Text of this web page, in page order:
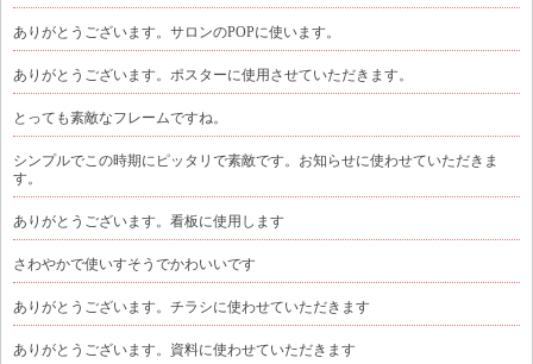
ありがとうございます。サロンのPOPに使います。
ありがとうございます。ポスターに使用させていただきます。
とっても素敵なフレームですね。
シンプルでこの時期にピッタリで素敵です。お知らせに使わせていただきま
す。
ありがとうございます。看板に使用します
さわやかで使いすそうでかわいいです
ありがとうございます。チラシに使わせていただきます
ありがとうございます。資料に使わせていただきます